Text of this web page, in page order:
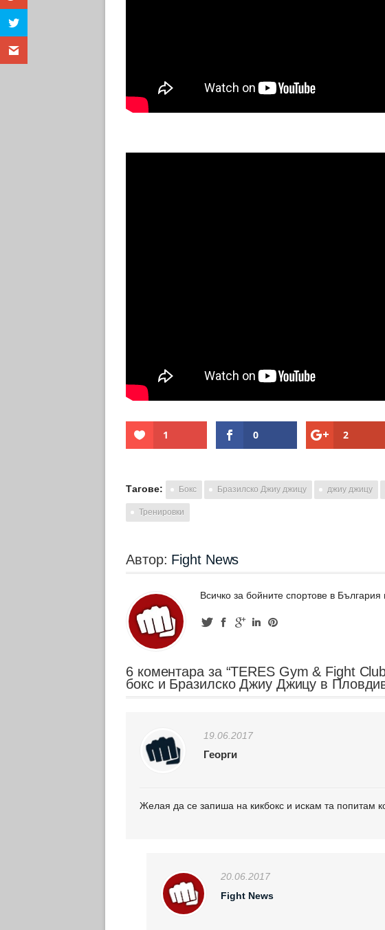
1 0 2
Тагове: Бокс Бразилско Джиу джицу джиу джицу
Тренировки
Автор: Fight News
Всичко за бойните спортове в
6 коментара за “TERES Gym & Fight
бокс и Бразилско Джиу Джицу в
19.06.2017
Георги
Желая да се запиша на кикбокс и искам та попитам
20.06.2017
Fight News